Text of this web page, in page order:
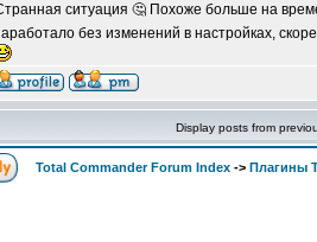
ситуация 🤔 Похоже больше на
без изменений в настройках,
Display posts from
Total Commander Forum Index -> Плагины